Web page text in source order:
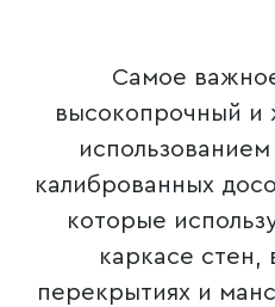
Самое
высокопрочный и
калиброванных
которые
каркасе стен,
перекрытиях и